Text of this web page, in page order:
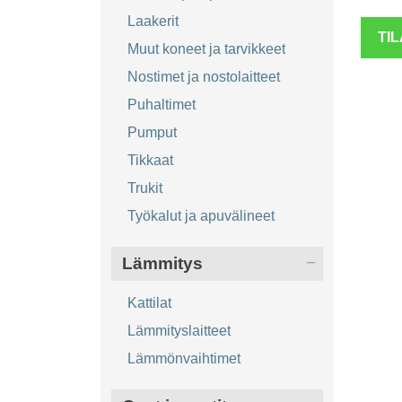
Laakerit
Muut koneet ja tarvikkeet
Nostimet ja nostolaitteet
Puhaltimet
Pumput
Tikkaat
Trukit
Työkalut ja apuvälineet
Lämmitys
Kattilat
Lämmityslaitteet
Lämmönvaihtimet